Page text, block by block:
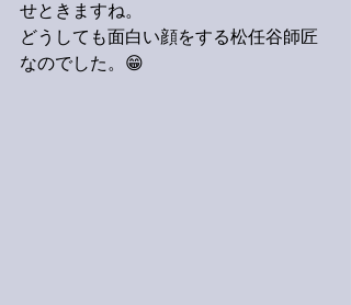
せときますね。
どうしても面白い顔をする松任谷師匠
なのでした。😁